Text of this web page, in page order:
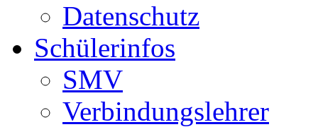
Datenschutz
Schülerinfos
SMV
Verbindungslehrer